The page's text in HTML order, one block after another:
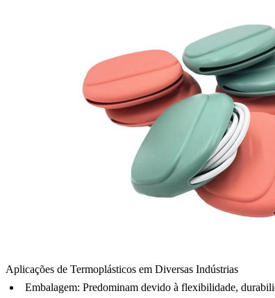
Aplicações de Termoplásticos em Diversas Indústrias
Embalagem: Predominam devido à flexibilidade,